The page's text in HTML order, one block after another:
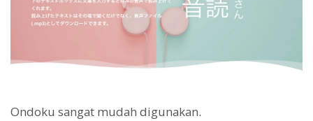
Ondoku sangat mudah digunakan.